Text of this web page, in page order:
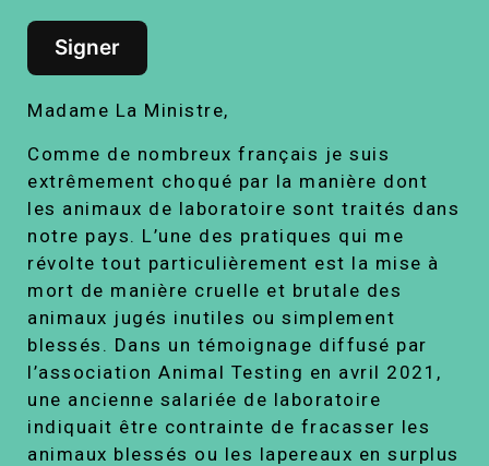
Signer
Madame La Ministre,
Comme de nombreux français je suis
extrêmement choqué par la manière dont
les animaux de laboratoire sont traités dans
notre pays. L’une des pratiques qui me
révolte tout particulièrement est la mise à
mort de manière cruelle et brutale des
animaux jugés inutiles ou simplement
blessés. Dans un témoignage diffusé par
l’association Animal Testing en avril 2021,
une ancienne salariée de laboratoire
indiquait être contrainte de fracasser les
animaux blessés ou les lapereaux en surplus